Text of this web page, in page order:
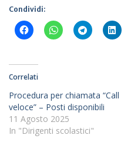
Condividi:
Correlati
Procedura per chiamata “Call
veloce” – Posti disponibili
11 Agosto 2025
In "Dirigenti scolastici"